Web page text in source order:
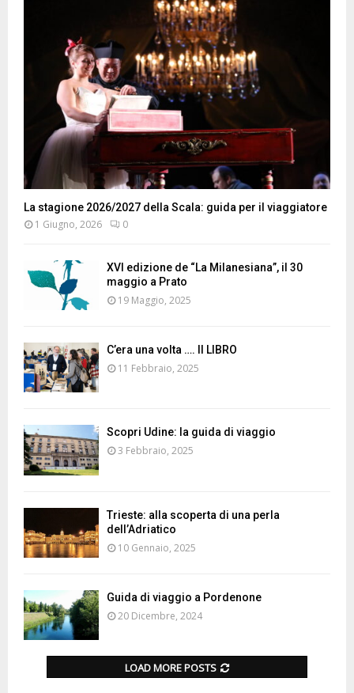
La stagione 2026/2027 della Scala: guida per il viaggiatore
1 Giugno, 2026 0
XVI edizione de “La Milanesiana”, il 30
maggio a Prato
19 Maggio, 2025
C’era una volta …. Il LIBRO
11 Febbraio, 2025
Scopri Udine: la guida di viaggio
3 Febbraio, 2025
Trieste: alla scoperta di una perla
dell’Adriatico
10 Gennaio, 2025
Guida di viaggio a Pordenone
20 Dicembre, 2024
LOAD MORE POSTS